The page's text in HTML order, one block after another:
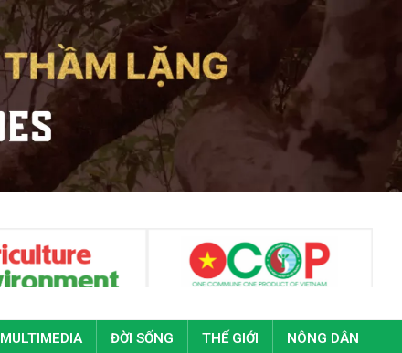
MULTIMEDIA ĐỜI SỐNG THẾ GIỚI NÔNG DÂN